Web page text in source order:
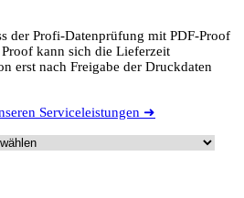
der Profi-Datenprüfung mit PDF-Proof
kann sich die Lieferzeit
erst nach Freigabe der Druckdaten
Serviceleistungen ➜